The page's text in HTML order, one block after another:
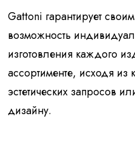
Gattoni гарантирует
возможность
изготовления каждого
ассортименте, исходя из
эстетических запросов
дизайну.